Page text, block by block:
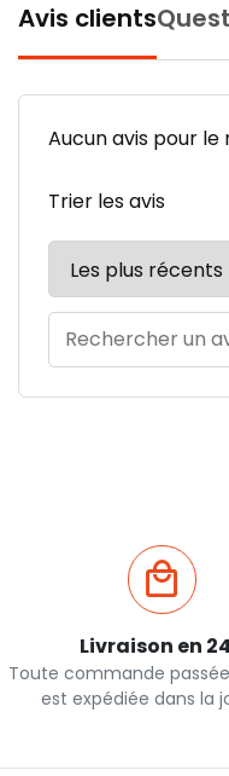
Avis clients
Aucun avis pour le
Trier les avis
Livraison en
Toute commande
est expédiée dans la